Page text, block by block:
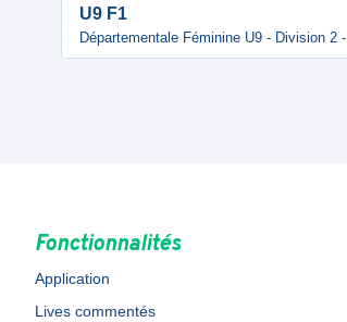
U9 F1
Départementale Féminine U9 - Division 2
Fonctionnalités
Application
Lives commentés